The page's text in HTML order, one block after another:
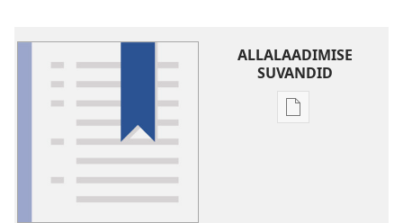
ALLALAADIMISE
SUVANDID
Väljaannete